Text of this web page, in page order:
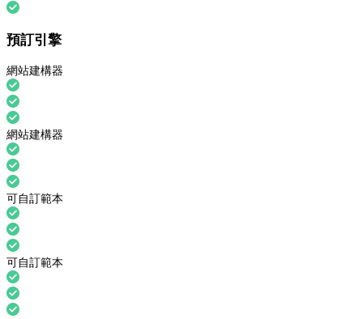
預訂引擎
網站建構器
網站建構器
可自訂範本
可自訂範本